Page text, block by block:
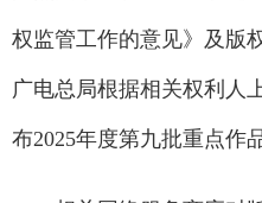
权监管工作的意见》及版
广电总局根据相关权利人
布2025年度第九批重点作